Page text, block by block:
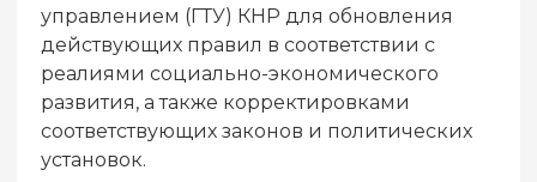
управлением (ГТУ) КНР для обновления
действующих правил в соответствии с
реалиями социально-экономического
развития, а также корректировками
соответствующих законов и политических
установок.